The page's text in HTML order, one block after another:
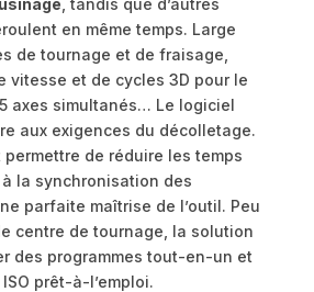
en même temps. Large
de tournage et de fraisage,
vitesse et de cycles 3D pour le
axes simultanés… Le logiciel
aux exigences du décolletage.
de réduire les temps
la synchronisation des
parfaite maîtrise de l’outil. Peu
centre de tournage, la solution
des programmes tout-en-un et
prêt-à-l’emploi.